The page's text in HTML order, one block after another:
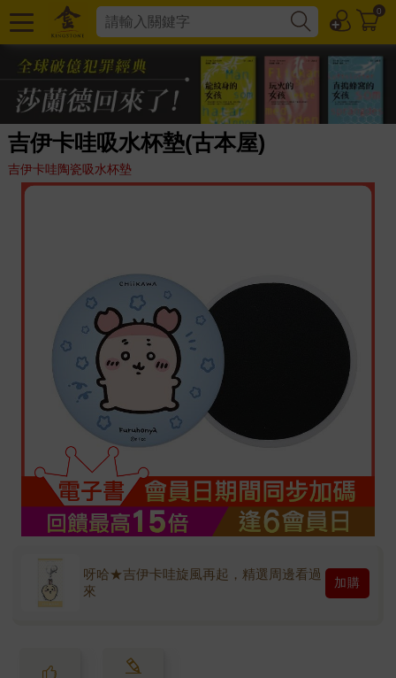
0
吉伊卡哇吸水杯墊(古本屋)
吉伊卡哇陶瓷吸水杯墊
呀哈★吉伊卡哇旋風再起，精選周邊看過
來
加購